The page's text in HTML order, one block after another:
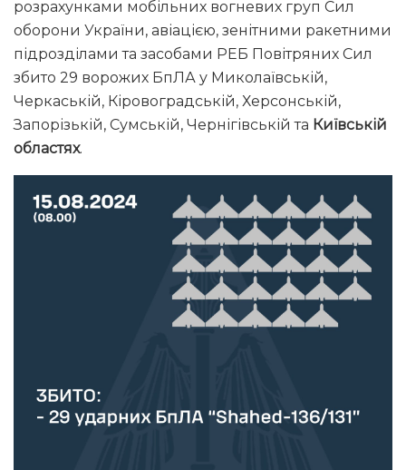
розрахунками мобільних вогневих груп Сил
оборони України, авіацією, зенітними ракетними
підрозділами та засобами РЕБ Повітряних Сил
збито 29 ворожих БпЛА у Миколаївській,
Черкаській, Кіровоградській, Херсонській,
Запорізькій, Сумській, Чернігівській та Київській
областях.